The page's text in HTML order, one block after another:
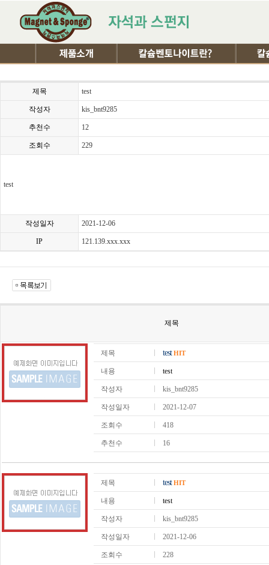
제목 test
작성자 kis_bnt9285
추천수 12
조회수 229
test
작성일자 2021-12-06
IP 121.139.xxx.xxx
제목
제목 test HIT
내용 test
작성자 kis_bnt9285
작성일자 2021-12-07
조회수 418
추천수 16
제목 test HIT
내용 test
작성자 kis_bnt9285
작성일자 2021-12-06
조회수 228